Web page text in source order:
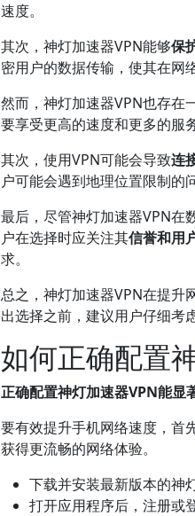
速度。
其次，神灯加速器VPN能够保
密用户的数据传输，使其在网
然而，神灯加速器VPN也存在
要享受更高的速度和更多的服
其次，使用VPN可能会导致连
户可能会遇到地理位置限制的
最后，尽管神灯加速器VPN在
户在选择时应关注其信誉和用
求。
总之，神灯加速器VPN在提升
出选择之前，建议用户仔细考
如何正确配置
正确配置神灯加速器VPN能显
要有效提升手机网络速度，首
获得更流畅的网络体验。
下载并安装最新版本的神
打开应用程序后，注册或